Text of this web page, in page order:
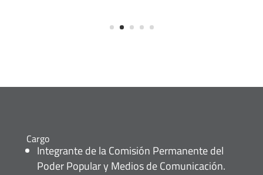
Cargo
Integrante de la Comisión Permanente del
Poder Popular y Medios de Comunicación.